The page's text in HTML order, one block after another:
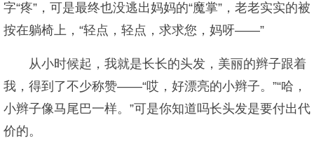
字“疼”，可是最终也没逃出妈妈的“魔掌”，老老实实的被
按在躺椅上，“轻点，轻点，求求您，妈呀——”
从小时候起，我就是长长的头发，美丽的辫子跟着
我，得到了不少称赞——“哎，好漂亮的小辫子。”“哈，
小辫子像马尾巴一样。”可是你知道吗长头发是要付出代
价的。